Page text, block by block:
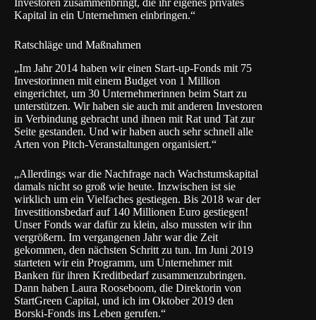
Investoren zusammenbringt, die ihr eigenes privates
Kapital in ein Unternehmen einbringen.“
Ratschläge und Maßnahmen
„Im Jahr 2014 haben wir einen Start-up-Fonds mit 75
Investorinnen mit einem Budget von 1 Million
eingerichtet, um 30 Unternehmerinnen beim Start zu
unterstützen. Wir haben sie auch mit anderen Investoren
in Verbindung gebracht und ihnen mit Rat und Tat zur
Seite gestanden. Und wir haben auch sehr schnell alle
Arten von Pitch-Veranstaltungen organisiert.“
„Allerdings war die Nachfrage nach Wachstumskapital
damals nicht so groß wie heute. Inzwischen ist sie
wirklich um ein Vielfaches gestiegen. Bis 2018 war der
Investitionsbedarf auf 140 Millionen Euro gestiegen!
Unser Fonds war dafür zu klein, also mussten wir ihn
vergrößern. Im vergangenen Jahr war die Zeit
gekommen, den nächsten Schritt zu tun. Im Juni 2019
starteten wir ein Programm, um Unternehmer mit
Banken für ihren Kreditbedarf zusammenzubringen.
Dann haben Laura Rooseboom, die Direktorin von
StartGreen Capital, und ich im Oktober 2019 den
Borski-Fonds ins Leben gerufen.“